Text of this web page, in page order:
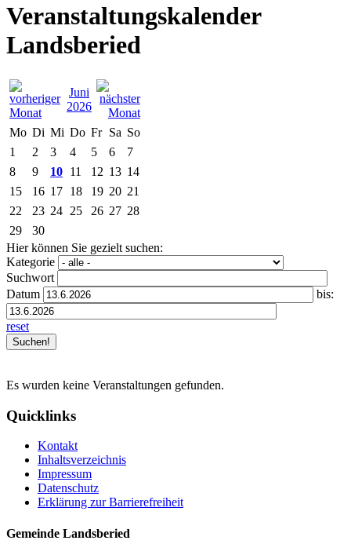
Veranstaltungskalender
Landsberied
Juni
2026
Mo Di Mi Do Fr Sa So
1
2 3 4 5 6
7
8
9 10 11 12 13 14
15
16 17 18 19 20 21
22
23 24 25 26 27 28
29
30
Hier können Sie gezielt suchen:
Kategorie
Suchwort
Datum
bis:
reset
Es wurden keine Veranstaltungen gefunden.
Quicklinks
Kontakt
Inhaltsverzeichnis
Impressum
Datenschutz
Erklärung zur Barrierefreiheit
Gemeinde Landsberied